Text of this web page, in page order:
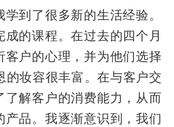
到了很多新的生活经验。
的课程。在过去的四个月
客户的心理，并为他们选择
的妆容很丰富。在与客户交
了解客户的消费能力，从而
产品。我逐渐意识到，我们